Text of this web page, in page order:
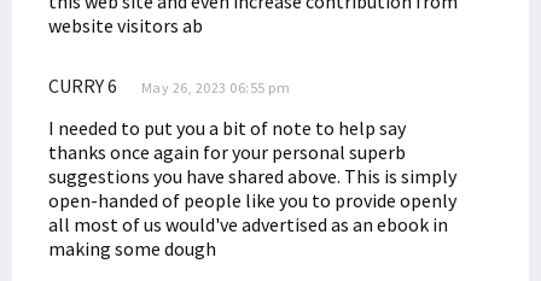
website visitors ab
CURRY 6 May 26, 2023 06:55 pm
I needed to put you a bit of note to help say
thanks once again for your personal superb
suggestions you have shared above. This is simply
open-handed of people like you to provide openly
all most of us would've advertised as an ebook in
making some dough